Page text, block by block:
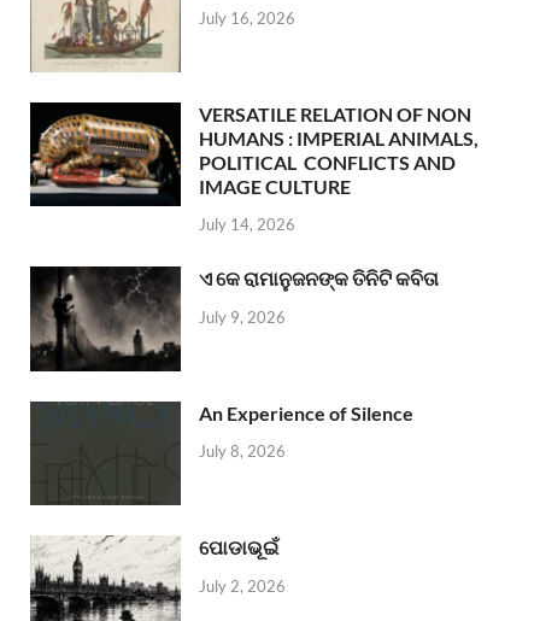
July 16, 2026
VERSATILE RELATION OF NON
HUMANS : IMPERIAL ANIMALS,
POLITICAL CONFLICTS AND
IMAGE CULTURE
July 14, 2026
ଏ କେ ରାମାନୁଜନଙ୍କ ତିନିଟି କବିତା
July 9, 2026
An Experience of Silence
July 8, 2026
ପୋଡାଭୂଇଁ
July 2, 2026